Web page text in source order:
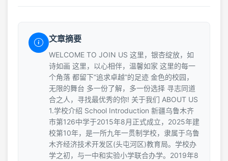
文章摘要
WELCOME TO JOIN US 这里，银杏绽放，如
诗如画 这里，以心相伴，温馨如家 这里的每一
个角落 都留下“追求卓越”的足迹 金色的校园，
无限的舞台 多一份了解，多一份选择 寻志同道
合之人，寻找最优秀的你! 关于我们 ABOUT US
1.学校介绍 School Introduction 新疆乌鲁木齐
市第126中学于2015年8月正式成立，2025年建
校第10年，是一所九年一贯制学校，隶属于乌鲁
木齐经济技术开发区(头屯河区)教育局。学校办
学之初，与一中和实验小学联合办学。2019年8